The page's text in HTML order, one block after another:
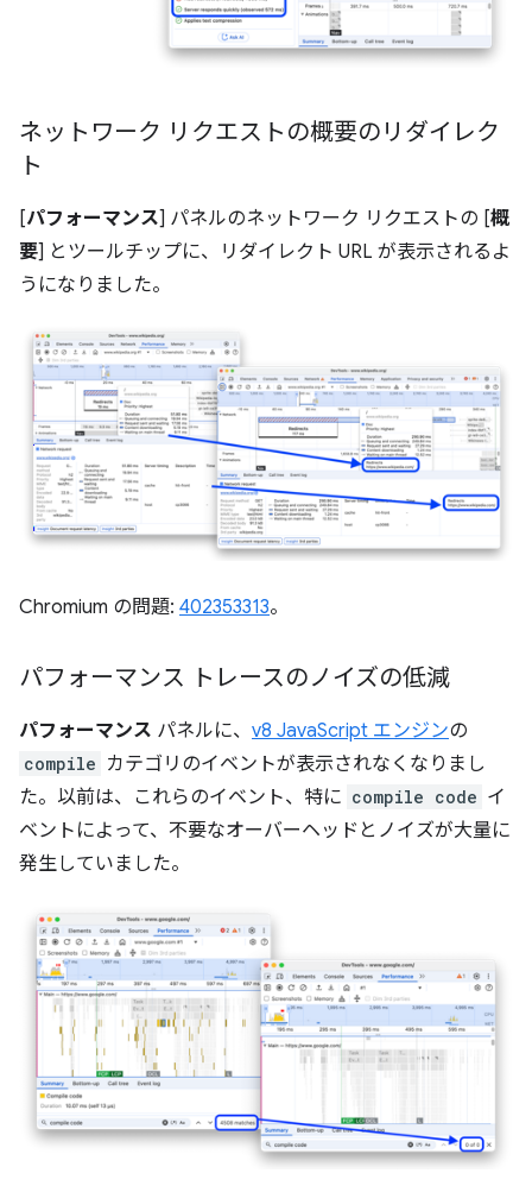
ネットワーク リクエストの概要のリダイレク
ト
[パフォーマンス] パネルのネットワーク リクエストの [概
要] とツールチップに、リダイレクト URL が表示されるよ
うになりました。
Chromium の問題: 402353313。
パフォーマンス トレースのノイズの低減
パフォーマンス パネルに、 v8 JavaScript エンジンの
compile カテゴリのイベントが表示されなくなりまし
た。以前は、これらのイベント、特に compile code イ
ベントによって、不要なオーバーヘッドとノイズが大量に
発生していました。